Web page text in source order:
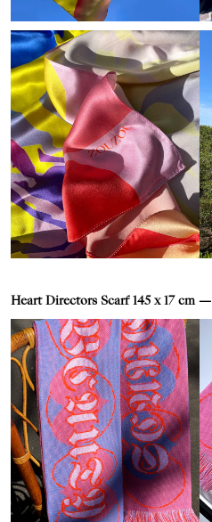
Heart Directors Scarf 145 x 17 cm